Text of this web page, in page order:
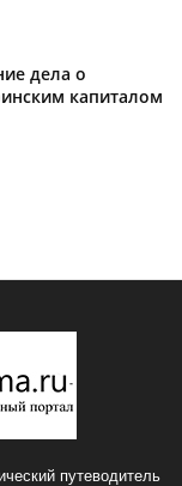
дела о
капиталом
путеводитель